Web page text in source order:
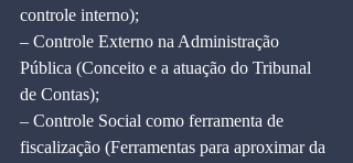
controle interno);
– Controle Externo na Administração
Pública (Conceito e a atuação do Tribunal
de Contas);
– Controle Social como ferramenta de
fiscalização (Ferramentas para aproximar da